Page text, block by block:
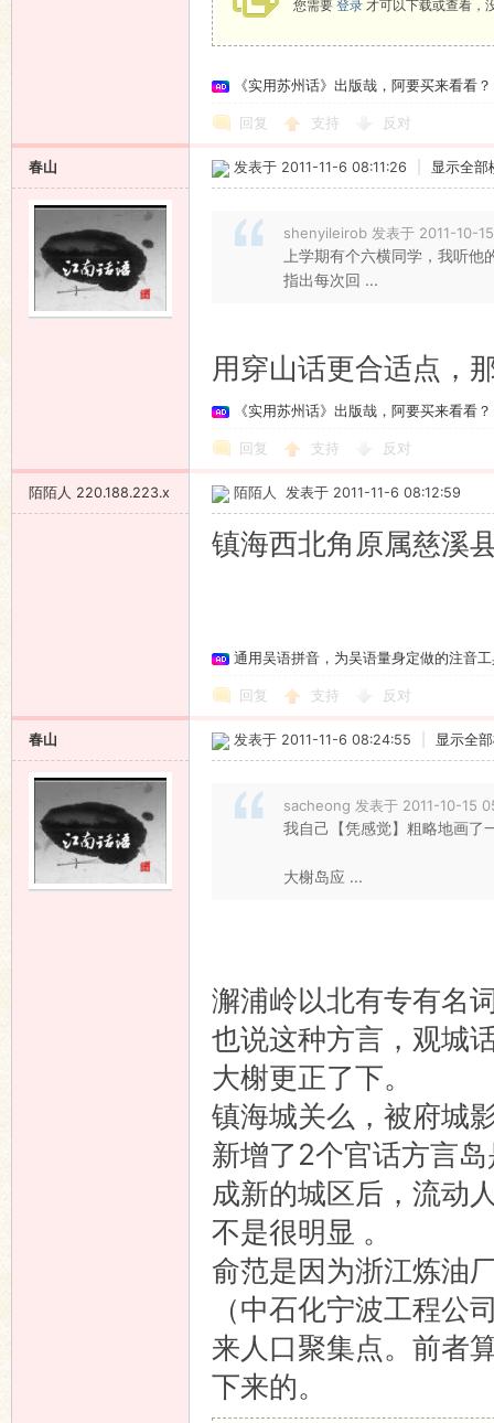
您需要 登录 才可以下载或查看，
《实用苏州话》出版哉，阿要买来看看？
回复 支持 反对
春山 发表于 2011-11-6 08:11:26 显示全部
shenyileirob 发表于 2011-10-
上学期有个六横同学，我听
指出每次回 ...
用穿山话更合适点，
《实用苏州话》出版哉，阿要买来看看？
回复 支持 反对
陌陌人 220.188.223.x 陌陌人 发表于 2011-11-6 08:12:59
镇海西北角原属慈溪
通用吴语拼音，为吴语量身定做的注音
回复 支持 反对
春山 发表于 2011-11-6 08:24:55 显示全
sacheong 发表于 2011-10-15
我自己【凭感觉】粗略地画了
大榭岛应 ...
澥浦岭以北有专有名
也说这种方言，观城
大榭更正了下。
镇海城关么，被府城
新增了2个官话方言
成新的城区后，流动
不是很明显 。
俞范是因为浙江炼油
（中石化宁波工程
来人口聚集点。前者
下来的。